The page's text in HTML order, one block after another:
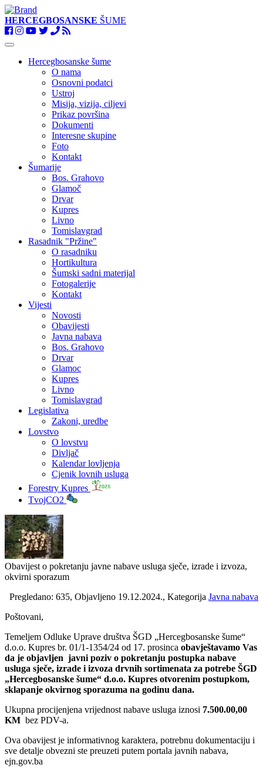
HERCEGBOSANSKE ŠUME
Toggle
navigationHercegbosanske šume
O nama
Osnovni podatci
Ustroj
Misija, vizija, ciljevi
Prikaz površina
Dokumenti
Interesne skupine
Foto
Kontakt
Šumarije
Bos. Grahovo
Glamoč
Drvar
Kupres
Livno
Tomislavgrad
Rasadnik "Pržine"
O rasadniku
Hortikultura
Šumski sadni materijal
Fotogalerije
Kontakt
Vijesti
Novosti
Obavijesti
Javna nabava
Bos. Grahovo
Drvar
Glamoc
Kupres
Livno
Tomislavgrad
Legislativa
Zakoni, uredbe
Lovstvo
O lovstvu
Divljač
Kalendar lovljenja
Cjenik lovnih usluga
Forestry Kupres
TvojCO2
Obavijest o pokretanju javne nabave usluga sječe, izrade i izvoza,
okvirni sporazum
Pregledano: 635, Objavljeno 19.12.2024., Kategorija Javna nabava
Poštovani,
Temeljem Odluke Uprave društva ŠGD „Hercegbosanske šume“
d.o.o. Kupres br. 01/1-1354/24 od 17. prosinca obavještavamo Vas
da je objavljen javni poziv o pokretanju postupka nabave
usluga sječe, izrade i izvoza drvnih sortimenata za potrebe ŠGD
„Hercegbosanske šume“ d.o.o. Kupres otvorenim postupkom,
sklapanje okvirnog sporazuma na godinu dana.
Ukupna procijenjena vrijednost nabave usluga iznosi 7.500.00,00
KM bez PDV-a.
Ova obavijest je informativnog karaktera, potrebnu dokumentaciju i
sve detalje obvezni ste preuzeti putem portala javnih nabava,
ejn.gov.ba